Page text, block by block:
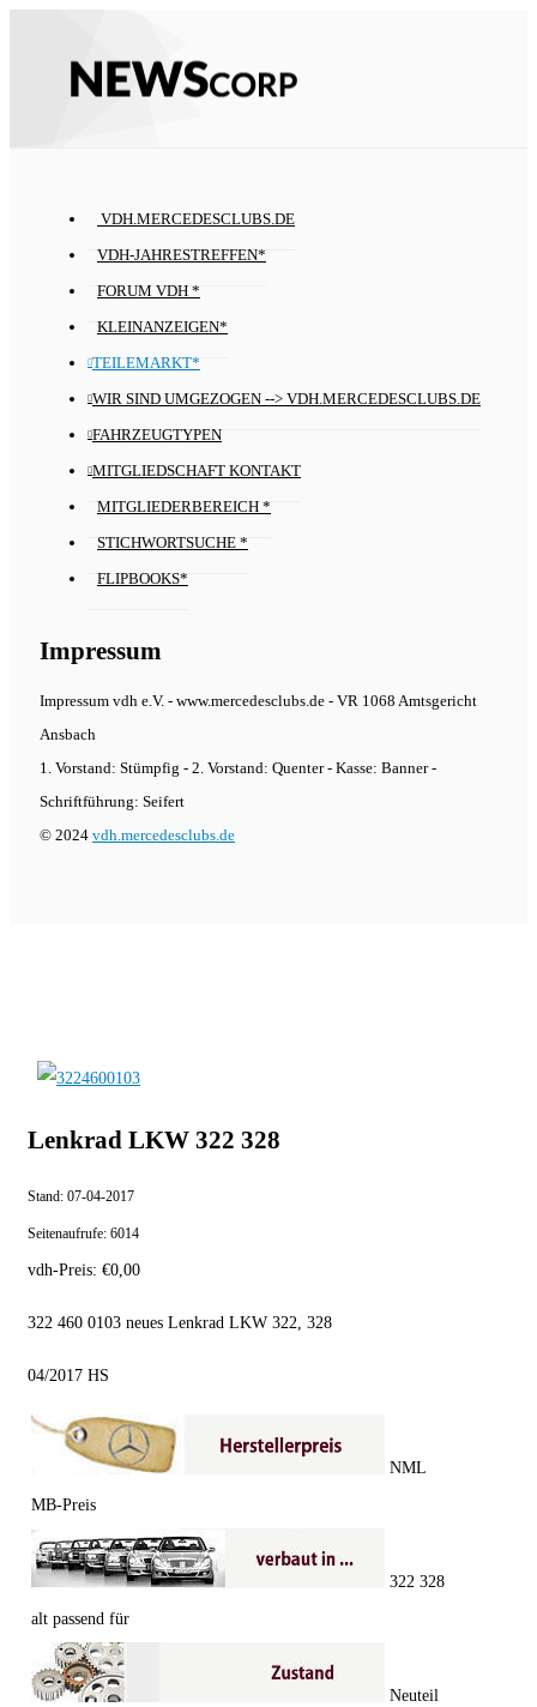
VDH.MERCEDESCLUBS.DE
VDH-JAHRESTREFFEN*
FORUM VDH *
KLEINANZEIGEN*
TEILEMARKT*
WIR SIND UMGEZOGEN --> VDH.MERCEDESCLUBS.DE
FAHRZEUGTYPEN
MITGLIEDSCHAFT KONTAKT
MITGLIEDERBEREICH *
STICHWORTSUCHE *
FLIPBOOKS*
Impressum
Impressum vdh e.V. - www.mercedesclubs.de - VR 1068 Amtsgericht
Ansbach
1. Vorstand: Stümpfig - 2. Vorstand: Quenter - Kasse: Banner -
Schriftführung: Seifert
© 2024 vdh.mercedesclubs.de
Lenkrad LKW 322 328
Stand: 07-04-2017
Seitenaufrufe: 6014
vdh-Preis: €0,00
322 460 0103 neues Lenkrad LKW 322, 328
04/2017 HS
MB-Preis
NML
alt passend für
322 328
Neuteil